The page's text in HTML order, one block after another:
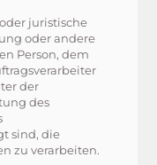
juristische
oder andere
Person, dem
der
des
sind, die
zu verarbeiten.